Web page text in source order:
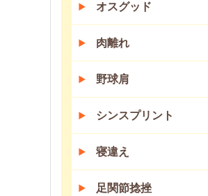
オスグッド
肉離れ
野球肩
シンスプリント
寝違え
足関節捻挫